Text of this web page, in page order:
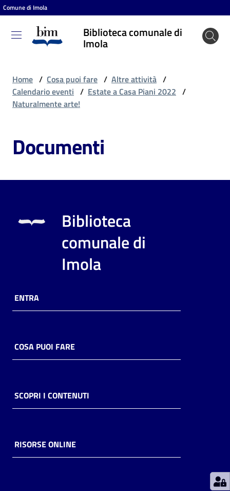
Vai al contenuto
Vai alla navigazione
Vai al footer
Comune di Imola
Biblioteca comunale di
Imola
Biblioteca
comunale
Cosa
fare
Scopri
online
Piani
Decentrate
Home / Cosa puoi fare / Altre attività /
Calendario eventi / Estate a Casa Piani 2022 /
Naturalmente arte!
Documenti
Biblioteca
comunale di
Imola
ENTRA
COSA PUOI FARE
SCOPRI I CONTENUTI
RISORSE ONLINE